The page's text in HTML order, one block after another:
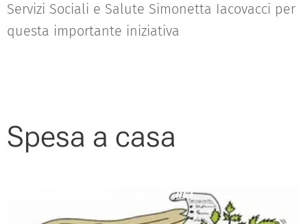
Servizi Sociali e Salute Simonetta Iacovacci per
questa importante iniziativa
Spesa a casa